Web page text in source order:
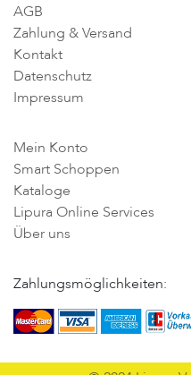
AGB
Zahlung & Versand
Kontakt
Datenschutz
Impressum
Mein Konto
Smart Schoppen
Kataloge
Lipura Online Services
Über uns
Zahlungsmöglichkeiten: